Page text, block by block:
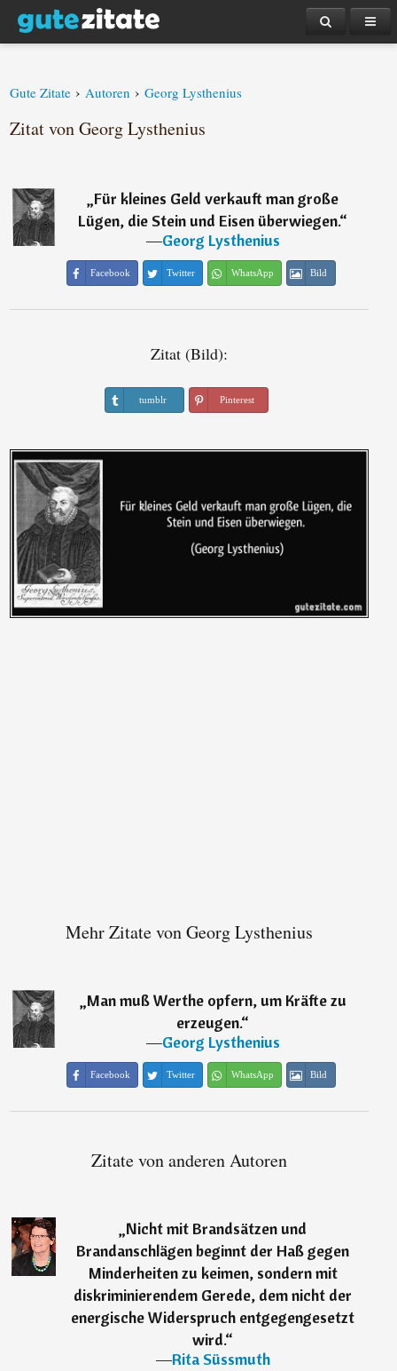
Gute Zitate › Autoren › Georg Lysthenius
Zitat von Georg Lysthenius
„Für kleines Geld verkauft man große
Lügen, die Stein und Eisen überwiegen.“
―Georg Lysthenius
Facebook Twitter WhatsApp Bild
Zitat (Bild):
tumblr Pinterest
Mehr Zitate von Georg Lysthenius
„Man muß Werthe opfern, um Kräfte zu
erzeugen.“
―Georg Lysthenius
Facebook Twitter WhatsApp Bild
Zitate von anderen Autoren
„Nicht mit Brandsätzen und
Brandanschlägen beginnt der Haß gegen
Minderheiten zu keimen, sondern mit
diskriminierendem Gerede, dem nicht der
energische Widerspruch entgegengesetzt
wird.“
―Rita Süssmuth